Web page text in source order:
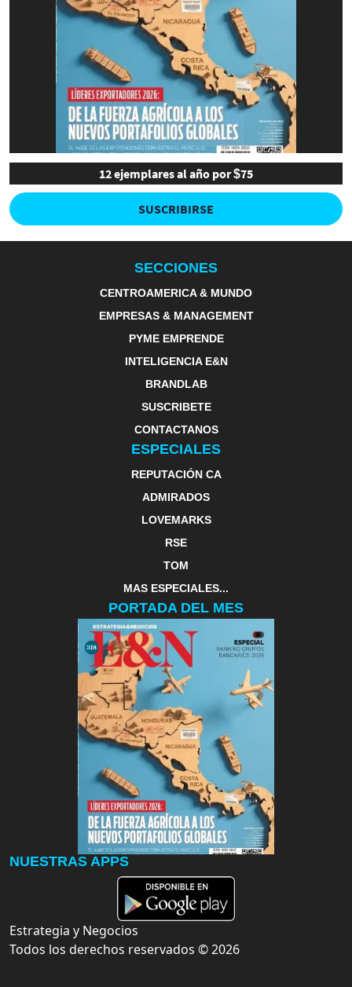
12 ejemplares al año por $75
SUSCRIBIRSE
SECCIONES
CENTROAMERICA & MUNDO
EMPRESAS & MANAGEMENT
PYME EMPRENDE
INTELIGENCIA E&N
BRANDLAB
SUSCRIBETE
CONTACTANOS
ESPECIALES
REPUTACIÓN CA
ADMIRADOS
LOVEMARKS
RSE
TOM
MAS ESPECIALES...
PORTADA DEL MES
NUESTRAS APPS
Estrategia y Negocios
Todos los derechos reservados ©2026